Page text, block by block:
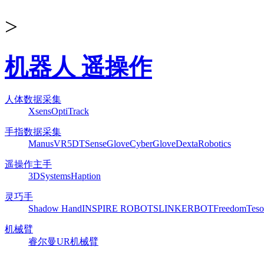
>
机器人 遥操作
人体数据采集
XsensOptiTrack
手指数据采集
ManusVR5DTSenseGloveCyberGloveDextaRobotics
遥操作主手
3DSystemsHaption
灵巧手
Shadow HandINSPIRE ROBOTSLINKERBOTFreedom
机械臂
睿尔曼UR机械臂